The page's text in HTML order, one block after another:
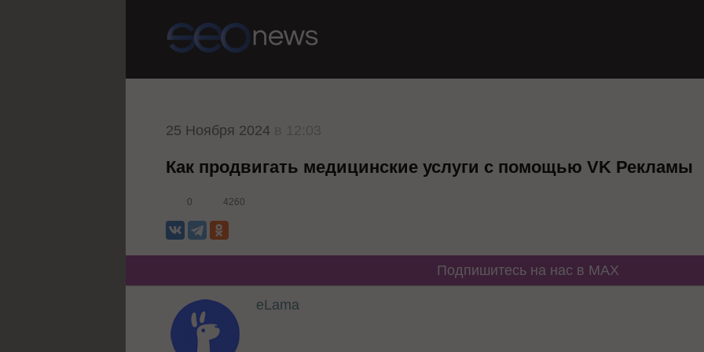
25 Ноября 2024
Как продвигать медицинские услуги с помощью VK Рекламы
0 4260
Подпишитесь на нас в MAX
eLama